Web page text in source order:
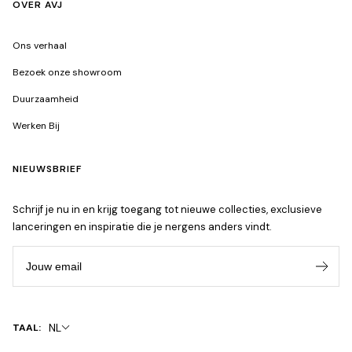
OVER AVJ
Ons verhaal
Bezoek onze showroom
Duurzaamheid
Werken Bij
NIEUWSBRIEF
Schrijf je nu in en krijg toegang tot nieuwe collecties, exclusieve
lanceringen en inspiratie die je nergens anders vindt.
TAAL: NL